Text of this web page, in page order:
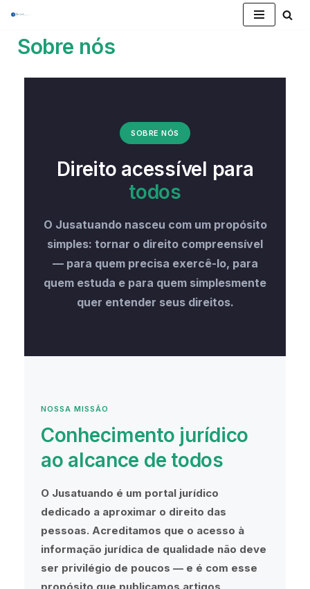
Pular
para
Sobre nós
SOBRE NÓS
Direito acessível para
todos
O Jusatuando nasceu com um propósito
simples: tornar o direito compreensível
— para quem precisa exercê-lo, para
quem estuda e para quem simplesmente
quer entender seus direitos.
NOSSA MISSÃO
Conhecimento jurídico
ao alcance de todos
O Jusatuando é um portal jurídico
dedicado a aproximar o direito das
pessoas. Acreditamos que o acesso à
informação jurídica de qualidade não deve
ser privilégio de poucos — e é com esse